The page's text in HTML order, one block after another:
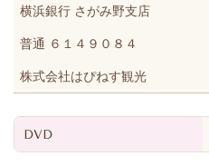
横浜銀行 さがみ野支店
普通 ６１４９０８４
株式会社はぴねす観光
DVD